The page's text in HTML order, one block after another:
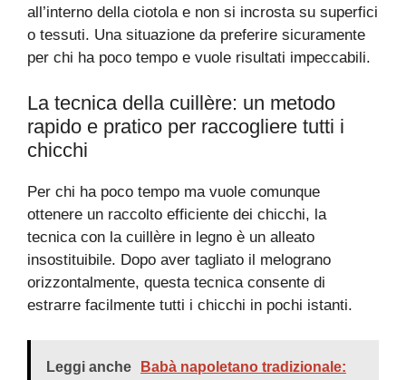
all’interno della ciotola e non si incrosta su superfici
o tessuti. Una situazione da preferire sicuramente
per chi ha poco tempo e vuole risultati impeccabili.
La tecnica della cuillère: un metodo
rapido e pratico per raccogliere tutti i
chicchi
Per chi ha poco tempo ma vuole comunque
ottenere un raccolto efficiente dei chicchi, la
tecnica con la cuillère in legno è un alleato
insostituibile. Dopo aver tagliato il melograno
orizzontalmente, questa tecnica consente di
estrarre facilmente tutti i chicchi in pochi istanti.
Leggi anche
Babà napoletano tradizionale: